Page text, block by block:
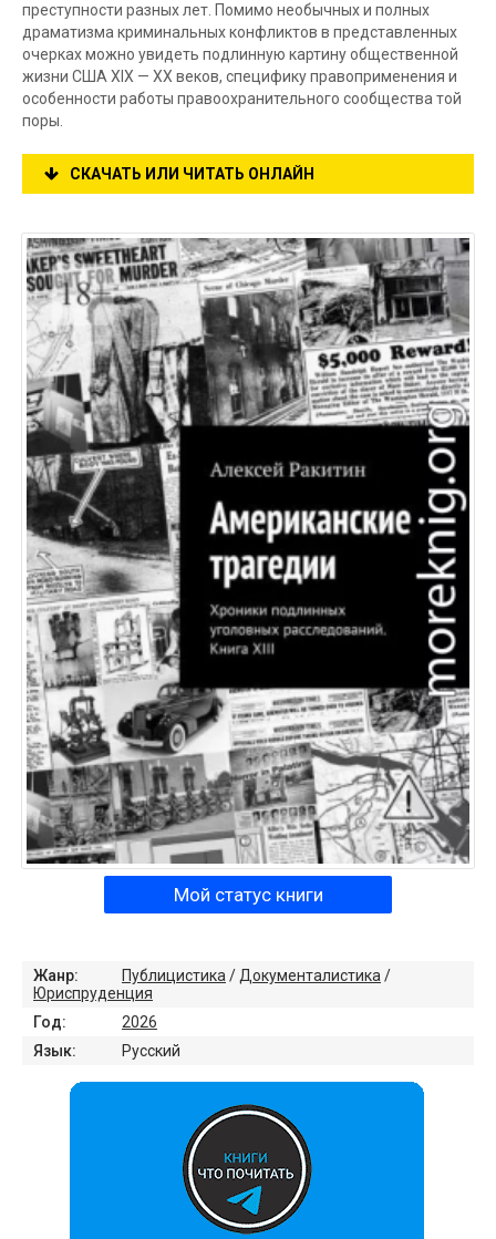
преступности разных лет. Помимо необычных и полных
драматизма криминальных конфликтов в представленных
очерках можно увидеть подлинную картину общественной
жизни США XIX — XX веков, специфику правоприменения и
особенности работы правоохранительного сообщества той
поры.
СКАЧАТЬ ИЛИ ЧИТАТЬ ОНЛАЙН
Мой статус книги
Жанр: Публицистика / Документалистика /
Юриспруденция
Год:
2026
Язык:
Русский